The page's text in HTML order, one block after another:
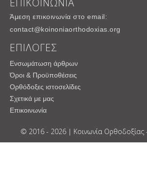
ΕΠΙΚΟΙΝΩΝΙΑ
Άμεση επικοινωνία στο email:
contact@koinoniaorthodoxias.org
ΕΠΙΛΟΓΕΣ
Ενσωμάτωση άρθρων
Όροι & Προϋποθέσεις
Ορθόδοξες ιστοσελίδες
Σχετικά με μας
Επικοινωνία
© 2016 - 2026 | Κοινωνία Ορθοδοξίας